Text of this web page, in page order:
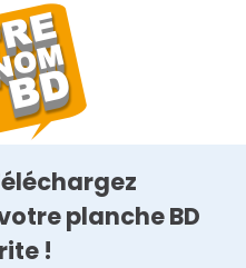
planche BD
!